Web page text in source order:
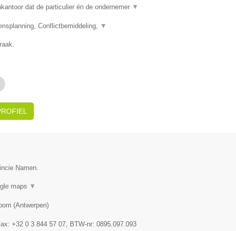
dat de particulier én de ondernemer ▼
Conflictbemiddeling, ▼
Namen.
maps ▼
(Antwerpen)
+32 0 3 844 57 07, BTW-nr: 0895.097.093